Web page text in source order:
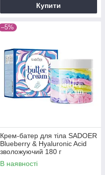
Купити
–5%
Крем-батер для тіла SADOER
Blueberry & Hyaluronic Acid
зволожуючий 180 г
В наявності